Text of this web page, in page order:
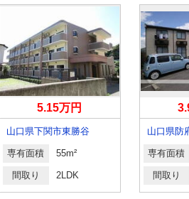
5.15万円
山口県下関市東勝谷
専有面積 55m²
間取り 2LDK
山口県防
専有面積
間取り